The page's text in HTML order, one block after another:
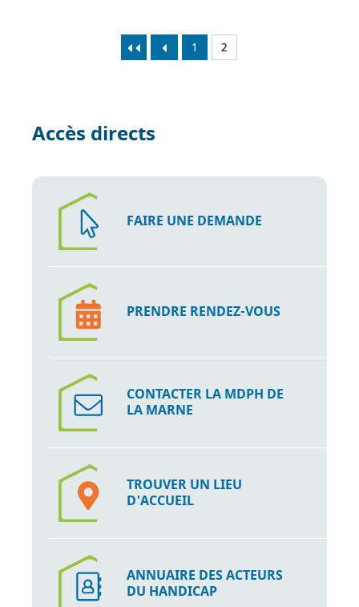
1 2
Accès directs
FAIRE UNE DEMANDE
PRENDRE RENDEZ-VOUS
CONTACTER LA MDPH DE
LA MARNE
TROUVER UN LIEU
D'ACCUEIL
ANNUAIRE DES ACTEURS
DU HANDICAP